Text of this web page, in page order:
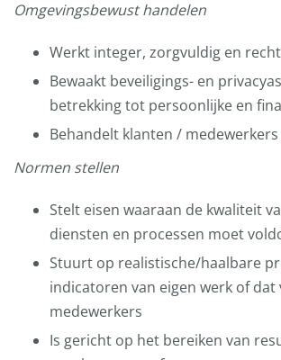
Omgevingsbewust handelen
Werkt integer, zorgvuldig en
Bewaakt beveiligings- en
betrekking tot persoonlijke en
Behandelt klanten /
Normen stellen
Stelt eisen waaraan de kwaliteit
diensten en processen moet
Stuurt op realistische/haalbare
indicatoren van eigen werk of dat
medewerkers
Is gericht op het bereiken van